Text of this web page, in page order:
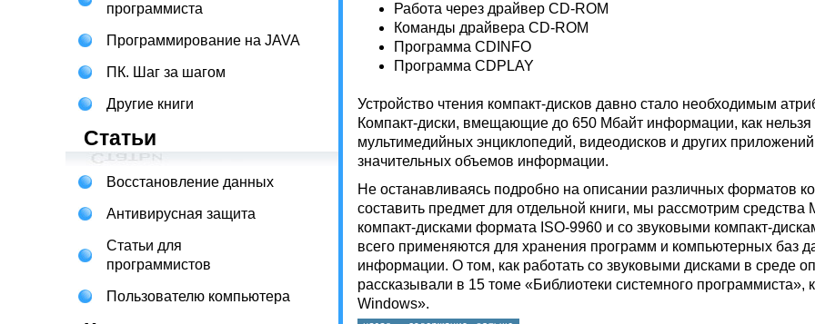
программиста
Программирование на JAVA
ПК. Шаг за шагом
Другие книги
Статьи
Восстановление данных
Антивирусная защита
Статьи для
программистов
Пользователю компьютера
Работа через драйвер CD-ROM
Команды драйвера CD-ROM
Программа CDINFO
Программа CDPLAY
Устройство чтения компакт-дисков давно стало необходимым
Компакт-диски, вмещающие до 650 Мбайт информации, как
мультимедийных энциклопедий, видеодисков и других
значительных объемов информации.
Не останавливаясь подробно на описании различных форматов
составить предмет для отдельной книги, мы рассмотрим
компакт-дисками формата ISO-9960 и со звуковыми компакт-
всего применяются для хранения программ и компьютерных баз
информации. О том, как работать со звуковыми дисками в среде
рассказывали в 15 томе «Библиотеки системного
Windows».